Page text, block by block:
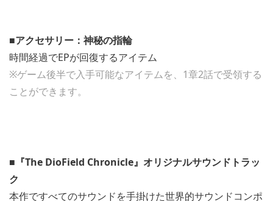
■アクセサリー：神秘の指輪
時間経過でEPが回復するアイテム
※ゲーム後半で入手可能なアイテムを、1章2話で受領する
ことができます。
■『The DioField Chronicle』オリジナルサウンドトラッ
ク
本作ですべてのサウンドを手掛けた世界的サウンドコンポ